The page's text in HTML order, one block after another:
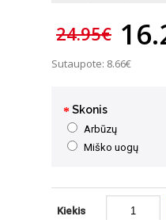
24.95€
Sutaupote: 8.66€
Skonis
Arbūzų
Miško uogų
Kiekis